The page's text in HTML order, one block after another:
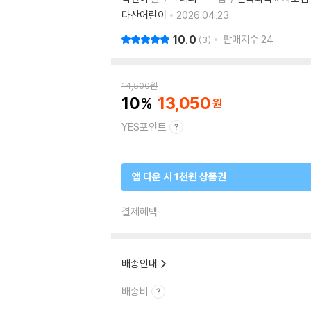
다산어린이
2026.04.23.
10.0 3 판매지수 24
14,500원
10 13,050
YES포인트
앱 다운 시 1천원 상품권
결제혜택
배송안내
배송비